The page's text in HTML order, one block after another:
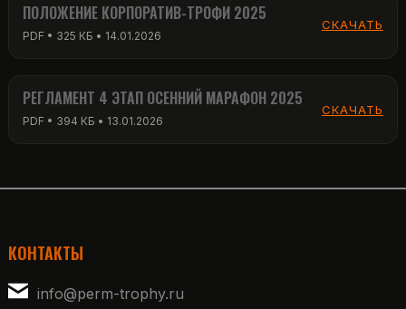
ПОЛОЖЕНИЕ КОРПОРАТИВ-ТРОФИ 2025
PDF • 325 КБ • 14.01.2026
СКАЧАТЬ
РЕГЛАМЕНТ 4 ЭТАП ОСЕННИЙ МАРАФОН 2025
PDF • 394 КБ • 13.01.2026
СКАЧАТЬ
КОНТАКТЫ
info@perm-trophy.ru